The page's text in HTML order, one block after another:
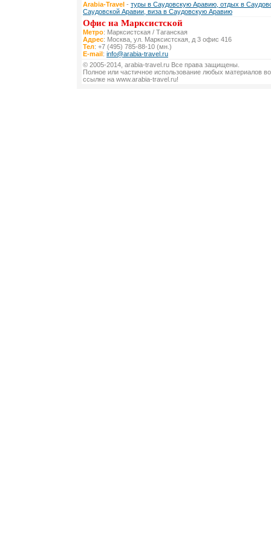
Arabia-Travel - туры в Саудовскую Аравию, отдых в
Саудовской Аравии, виза в Саудовскую Аравию
Офис на Марксистской
Метро: Марксистская / Таганская
Адрес: Москва, ул. Марксистская, д 3 офис 416
Тел: +7 (495) 785-88-10 (мн.)
E-mail: info@arabia-travel.ru
© 2005-2014, arabia-travel.ru Все права защищены.
Полное или частичное использование любых материалов
ссылке на www.arabia-travel.ru!